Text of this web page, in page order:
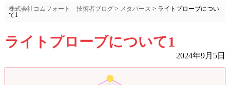
株式会社コムフォート 技術者ブログ> メタバース > ライトプローブについ
て1
ライトプローブについて1
2024年9月5日